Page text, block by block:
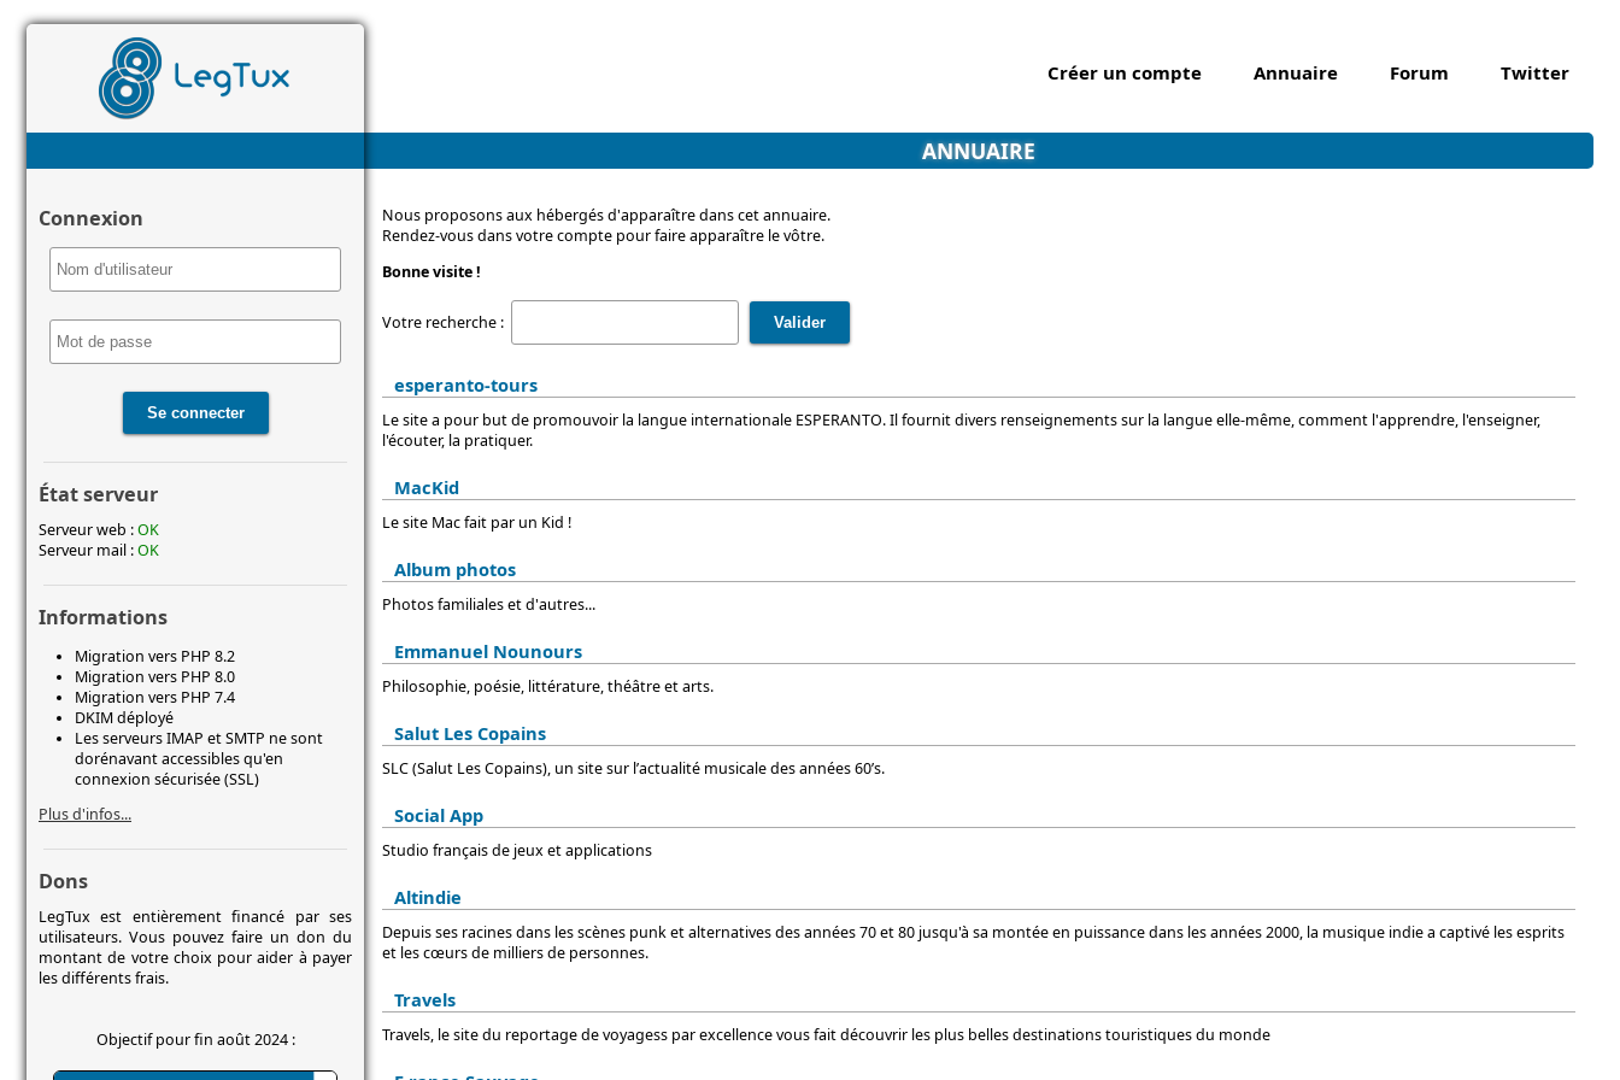
Connexion
État serveur
Serveur web :OK
Serveur mail :OK
Informations
Migration vers PHP 8.2
Migration vers PHP 8.0
Migration vers PHP 7.4
DKIM déployé
Les serveurs IMAP et SMTP ne sont
dorénavant accessibles qu'en
connexion sécurisée (SSL)
Plus d'infos...
Dons
LegTux est entièrement financé par ses
utilisateurs. Vous pouvez faire un don du
montant de votre choix pour aider à payer
les différents frais.
Objectif pour fin août 2024 :
Créer un compte Annuaire Forum Twitter
ANNUAIRE
Nous proposons aux hébergés d'apparaître dans cet annuaire.
Rendez-vous dans votre compte pour faire apparaître le vôtre.
Bonne visite !
Votre recherche :
esperanto-tours
Le site a pour but de promouvoir la langue internationale ESPERANTO. Il fournit divers renseignements sur la langue elle-même, comment l'apprendre, l'enseigner,
l'écouter, la pratiquer.
MacKid
Le site Mac fait par un Kid !
Album photos
Photos familiales et d'autres...
Emmanuel Nounours
Philosophie, poésie, littérature, théâtre et arts.
Salut Les Copains
SLC (Salut Les Copains), un site sur l’actualité musicale des années 60’s.
Social App
Studio français de jeux et applications
Altindie
Depuis ses racines dans les scènes punk et alternatives des années 70 et 80 jusqu'à sa montée en puissance dans les années 2000, la musique indie a captivé les esprits
et les cœurs de milliers de personnes.
Travels
Travels, le site du reportage de voyagess par excellence vous fait découvrir les plus belles destinations touristiques du monde